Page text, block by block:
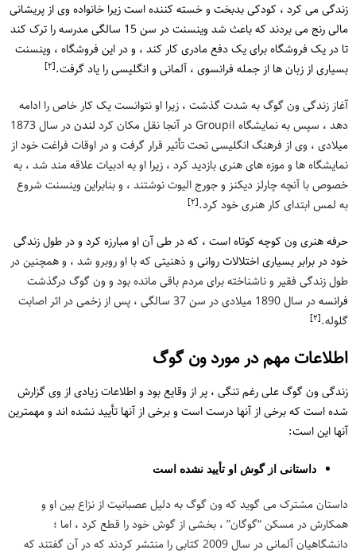
زندگی می کرد ، کودکی بدبخت و خسته کننده است زیرا خانواده وی از پریشانی
مالی رنج می بردند که باعث شد وینسنت در سن 15 سالگی مدرسه را ترک کند
تا در یک فروشگاه برای یک دفع مادری کار کند ، و در این فروشگاه ، وینسنت
بسیاری از زبان ها از جمله فرانسوی ، آلمانی و انگلیسی را یاد گرفت.[٢]
آغاز زندگی ون گوگ به شدت گذشت ، زیرا او نتوانست یک کار خاص را ادامه
دهد ، سپس به نمایشگاه Groupil در آنجا نقل مکان کرد
لندن
در سال 1873
میلادی ، وی از فرهنگ انگلیسی تحت تأثیر قرار گرفت و در اوقات فراغت خود از
نمایشگاه ها و موزه های هنری بازدید کرد ، زیرا او به ادبیات علاقه مند شد ، به
خصوص با آنچه چارلز دیکنز و جورج الیوت نوشتند ، و بنابراین وینسنت شروع
به لمس ابتدای کار هنری خود کرد.[٢]
حرفه هنری ون کوچه کوتاه است ، که در طی آن او مبارزه کرد و در طول زندگی
خود در برابر بسیاریاختلالات روانی و ذهنیتی که با او روبرو شد ، و همچنین در
طول زندگی فقیر و ناشناخته برای مردم باقی مانده بود و ون گوگ درگذشت
فرانسه
در سال 1890 میلادی در سن 37 سالگی ، پس از زخمی در اثر اصابت
گلوله.[٢]
اطلاعات مهم در مورد ون گوگ
زندگی ون گوگ علی رغم تنگی ، پر از وقایع بود و اطلاعات زیادی از وی گزارش
شده است که برخی از آنها درست است و برخی از آنها تأیید نشده اند و مهمترین
آنها این است:
داستانی از گوش او تأیید نشده است
داستان مشترک می گوید که ون گوگ به دلیل عصبانیت از نزاع بین او و
همکارش در مسکن “گوگان” ، بخشی از گوش خود را قطع کرد ، اما ؛
دانشگاهیان آلمانی در سال 2009 کتابی را منتشر کردند که در آن گفتند که